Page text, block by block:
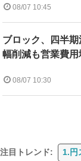
08/07 10:45
ブロック、四半
幅削減も営業費用
08/07 10:30
注目トレンド: 1.円